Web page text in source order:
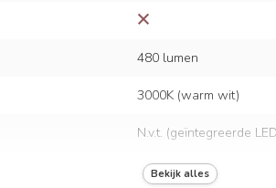
480 lumen
3000K (warm wit)
N.v.t. (geïntegreerde
5 watt
Bekijk alles